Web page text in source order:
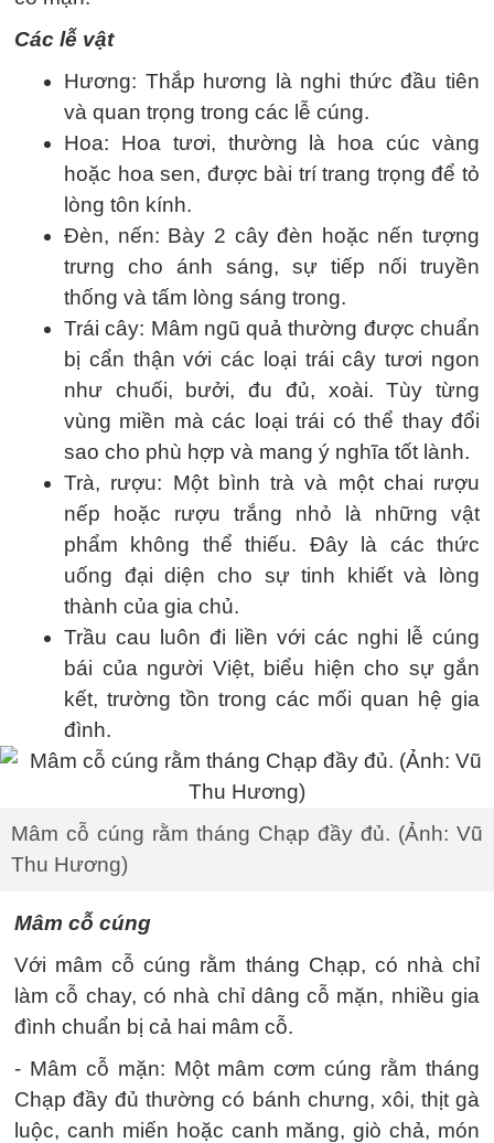
Các lễ vật
Hương: Thắp hương là nghi thức đầu tiên
và quan trọng trong các lễ cúng.
Hoa: Hoa tươi, thường là hoa cúc vàng
hoặc hoa sen, được bài trí trang trọng để tỏ
lòng tôn kính.
Đèn, nến: Bày 2 cây đèn hoặc nến tượng
trưng cho ánh sáng, sự tiếp nối truyền
thống và tấm lòng sáng trong.
Trái cây: Mâm ngũ quả thường được chuẩn
bị cẩn thận với các loại trái cây tươi ngon
như chuối, bưởi, đu đủ, xoài. Tùy từng
vùng miền mà các loại trái có thể thay đổi
sao cho phù hợp và mang ý nghĩa tốt lành.
Trà, rượu: Một bình trà và một chai rượu
nếp hoặc rượu trắng nhỏ là những vật
phẩm không thể thiếu. Đây là các thức
uống đại diện cho sự tinh khiết và lòng
thành của gia chủ.
Trầu cau luôn đi liền với các nghi lễ cúng
bái của người Việt, biểu hiện cho sự gắn
kết, trường tồn trong các mối quan hệ gia
đình.
Mâm cỗ cúng rằm tháng Chạp đầy đủ. (Ảnh: Vũ
Thu Hương)
Mâm cỗ cúng
Với mâm cỗ cúng rằm tháng Chạp, có nhà chỉ
làm cỗ chay, có nhà chỉ dâng cỗ mặn, nhiều gia
đình chuẩn bị cả hai mâm cỗ.
- Mâm cỗ mặn: Một mâm cơm cúng rằm tháng
Chạp đầy đủ thường có bánh chưng, xôi, thịt gà
luộc, canh miến hoặc canh măng, giò chả, món